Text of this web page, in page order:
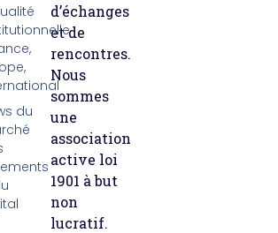
d’échanges
et de
rencontres.
Nous
sommes
une
association
active loi
1901 à but
non
lucratif.
du